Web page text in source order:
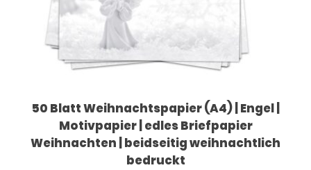
50 Blatt Weihnachtspapier (A4) | Engel |
Motivpapier | edles Briefpapier
Weihnachten | beidseitig weihnachtlich
bedruckt